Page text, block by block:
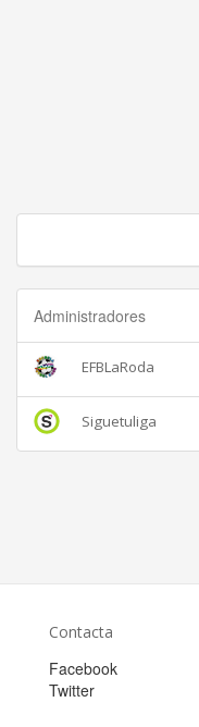
Administradores
EFBLaRoda
Siguetuliga
Contacta
Facebook
Twitter